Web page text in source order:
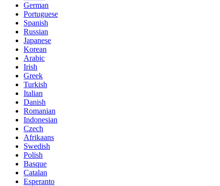
German
Portuguese
Spanish
Russian
Japanese
Korean
Arabic
Irish
Greek
Turkish
Italian
Danish
Romanian
Indonesian
Czech
Afrikaans
Swedish
Polish
Basque
Catalan
Esperanto